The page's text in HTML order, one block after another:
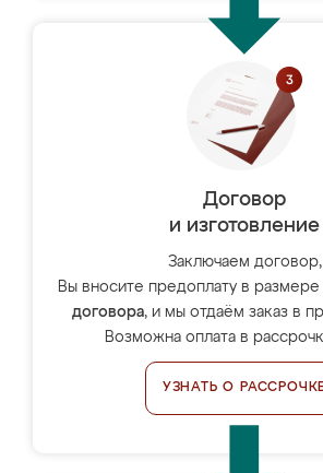
Договор
и изготовление
Заключаем договор,
Вы вносите предоплату в размере
договора, и мы отдаём заказ в
Возможна оплата в
УЗНАТЬ О РАССРОЧКЕ